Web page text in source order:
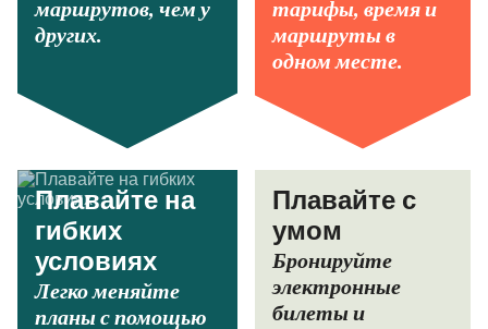
маршрутов, чем у
других.
тарифы, время и
маршруты в
одном месте.
Плавайте на
гибких
условиях
Легко меняйте
планы с помощью
Плавайте с
умом
Бронируйте
электронные
билеты и